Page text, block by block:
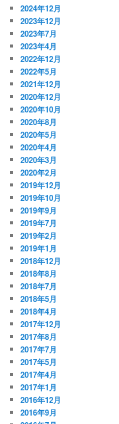
2024年12月
2023年12月
2023年7月
2023年4月
2022年12月
2022年5月
2021年12月
2020年12月
2020年10月
2020年8月
2020年5月
2020年4月
2020年3月
2020年2月
2019年12月
2019年10月
2019年9月
2019年7月
2019年2月
2019年1月
2018年12月
2018年8月
2018年7月
2018年5月
2018年4月
2017年12月
2017年8月
2017年7月
2017年5月
2017年4月
2017年1月
2016年12月
2016年9月